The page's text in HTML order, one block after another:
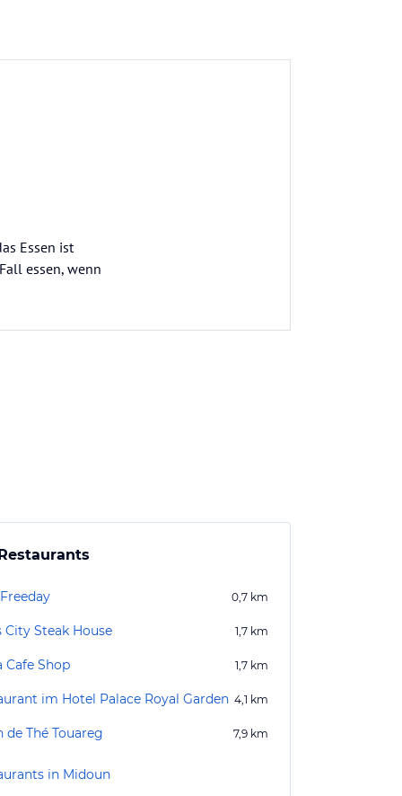
Essen ist
essen, wenn
0,7 km
City Steak House 1,7 km
Cafe Shop 1,7 km
im Hotel Palace Royal Garden 4,1 km
de Thé Touareg 7,9 km
in Midoun